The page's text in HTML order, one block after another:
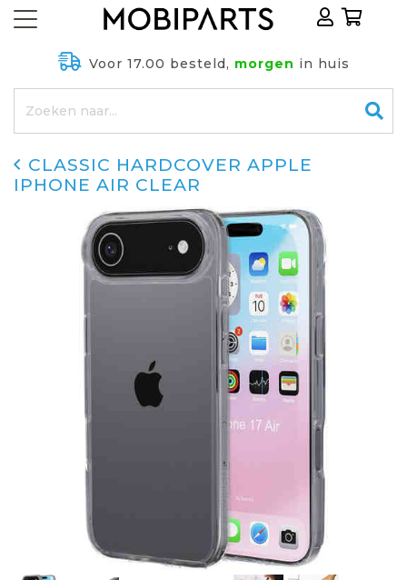
Voor 17.00 besteld, morgen in huis
CLASSIC HARDCOVER APPLE
IPHONE AIR CLEAR